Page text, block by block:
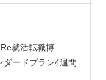
Re就活転職博
ダードプラン4週間